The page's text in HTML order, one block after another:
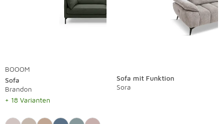
BOOOM
Sofa
Brandon
+ 18 Varianten
Sofa mit Funktion
Sora